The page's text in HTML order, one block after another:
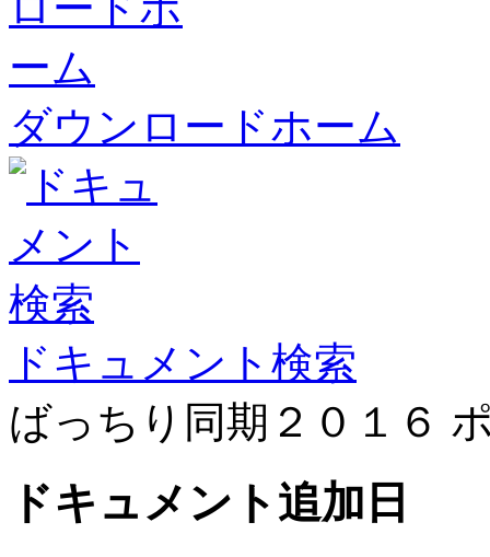
ダウンロードホーム
ドキュメント検索
ばっちり同期２０１６
ドキュメント 追加日